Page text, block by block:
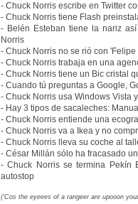
- Chuck Norris escribe en Twitter
- Chuck Norris tiene Flash
- Belén Esteban tiene la nariz
Norris
- Chuck Norris no se rió con 'Felipe
- Chuck Norris trabaja en una
- Chuck Norris tiene un Bic cristal
- Cuando tú preguntas a Google,
- Chuck Norris usa Windows Vista
- Hay 3 tipos de sacaleches:
- Chuck Norris entiende una
- Chuck Norris va a Ikea y no
- Chuck Norris lleva su coche al
- César Millán sólo ha fracasado
- Chuck Norris se termina Pekín
autostop
('Cos the eyeees of a rangeer are upooon